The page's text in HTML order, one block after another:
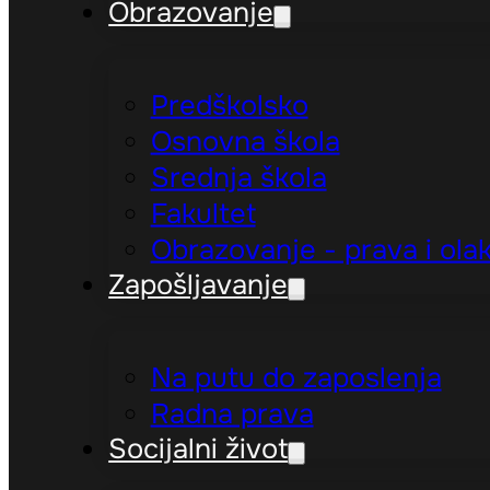
Obrazovanje
Predškolsko
Osnovna škola
Srednja škola
Fakultet
Obrazovanje - prava i
Zapošljavanje
Na putu do zaposlenja
Radna prava
Socijalni život